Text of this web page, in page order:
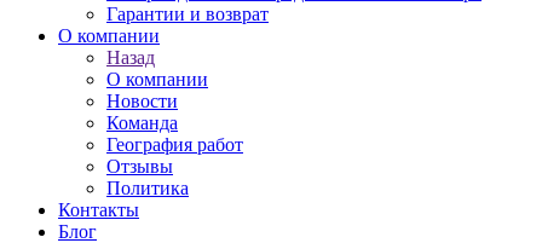
Гарантии и возврат
О компании
Назад
О компании
Новости
Команда
География работ
Отзывы
Политика
Контакты
Блог